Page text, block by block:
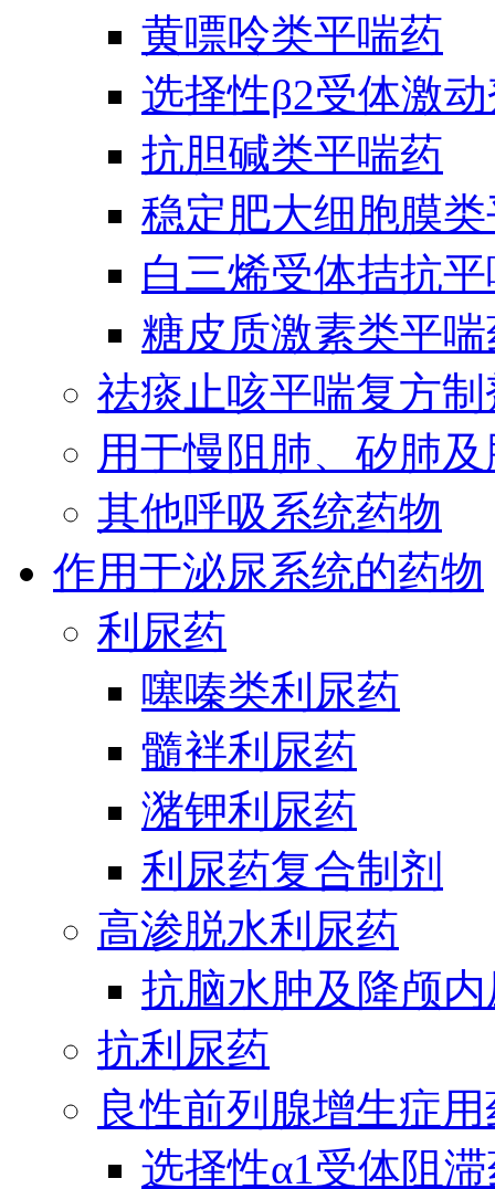
黄嘌呤类平喘药
选择性β2受体激
抗胆碱类平喘药
稳定肥大细胞膜
白三烯受体拮抗
糖皮质激素类平
祛痰止咳平喘复方制
用于慢阻肺、矽肺
其他呼吸系统药物
作用于泌尿系统的药物
利尿药
噻嗪类利尿药
髓袢利尿药
潴钾利尿药
利尿药复合制剂
高渗脱水利尿药
抗脑水肿及降颅
抗利尿药
良性前列腺增生症
选择性α1受体阻